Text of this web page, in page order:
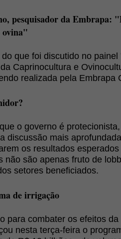
pesquisador da Embrapa:
ovina"
que foi discutido no painel
Caprinocultura e
realizada pela Embrapa
o governo é
discussão mais
os resultados
não são apenas fruto de
setores beneficiados.
de irrigação
para combater os efeitos
nesta terça-feira o